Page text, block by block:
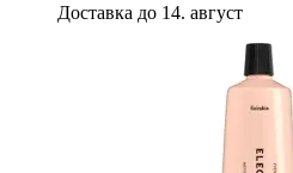
Доставка до 14. август